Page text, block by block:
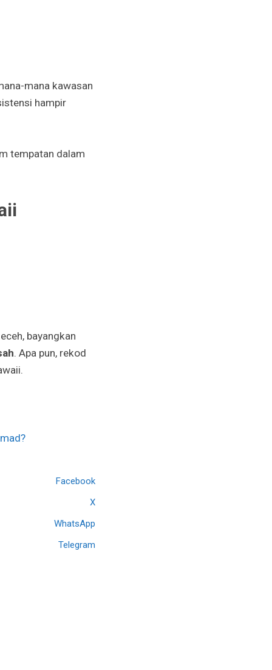
mana kawasan
hampir
tempatan dalam
bayangkan
. Apa pun, rekod
Facebook
X
WhatsApp
Telegram